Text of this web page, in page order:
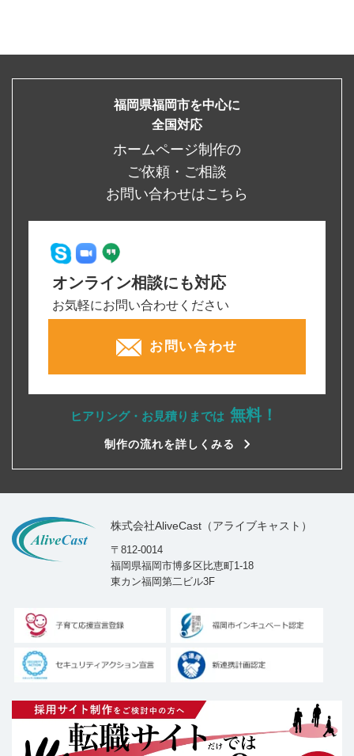
福岡県福岡市を中心に
全国対応
ホームページ制作の
ご依頼・ご相談
お問い合わせはこちら
オンライン相談にも対応
お気軽にお問い合わせください
お問い合わせ
ヒアリング・お見積りまでは 無料！
制作の流れを詳しくみる
株式会社AliveCast（アライブキャスト）
〒812-0014
福岡県福岡市博多区比恵町1-18
東カン福岡第二ビル3F